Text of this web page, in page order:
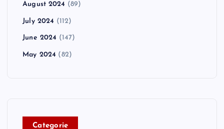
August 2024 (89)
July 2024 (112)
June 2024 (147)
May 2024 (82)
Categorie